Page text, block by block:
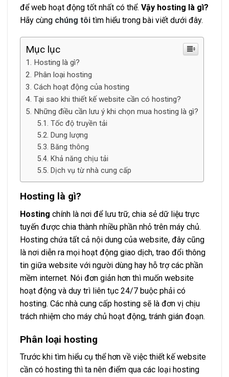
để web hoạt động tốt nhất có thể. Vậy hosting là gì?
Hãy cùng chúng tôi tìm hiểu trong bài viết dưới đây.
Mục lục
Hosting là gì?
Phân loại hosting
Cách hoạt động của hosting
Tại sao khi thiết kế website cần có hosting?
Những điều cần lưu ý khi chọn mua hosting là gì?
Tốc độ truyền tải
Dung lượng
Băng thông
Khả năng chịu tải
Dịch vụ từ nhà cung cấp
Hosting là gì?
Hosting chính là nơi để lưu trữ, chia sẻ dữ liệu trực
tuyến được chia thành nhiều phần nhỏ trên máy chủ.
Hosting chứa tất cả nội dung của website, đây cũng
là nơi diễn ra mọi hoạt động giao dịch, trao đổi thông
tin giữa website với người dùng hay hỗ trợ các phần
mềm internet. Nói đơn giản hơn thì muốn website
hoạt động và duy trì liên tục 24/7 buộc phải có
hosting. Các nhà cung cấp hosting sẽ là đơn vị chịu
trách nhiệm cho máy chủ hoạt động, tránh gián đoạn.
Phân loại hosting
Trước khi tìm hiểu cụ thể hơn về việc thiết kế website
cần có hosting thì ta nên điểm qua các loại hosting